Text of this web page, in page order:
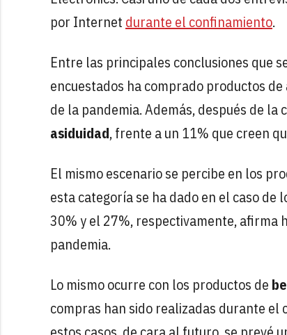
por Internet durante el confinamiento.
Entre las principales conclusiones que
encuestados ha comprado productos de
de la pandemia. Además, después de la
asiduidad, frente a un 11% que creen
El mismo escenario se percibe en los
esta categoría se ha dado en el caso
30% y el 27%, respectivamente, afirma
pandemia.
Lo mismo ocurre con los productos de
compras han sido realizadas durante el